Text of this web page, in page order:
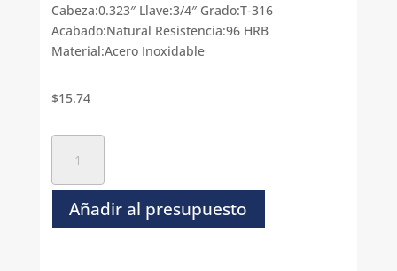
Cabeza:0.323″ Llave:3/4″ Grado:T-316
Acabado:Natural Resistencia:96 HRB
Material:Acero Inoxidable
$15.74
Hexagonal
Inoxidable
316
Añadir al presupuesto